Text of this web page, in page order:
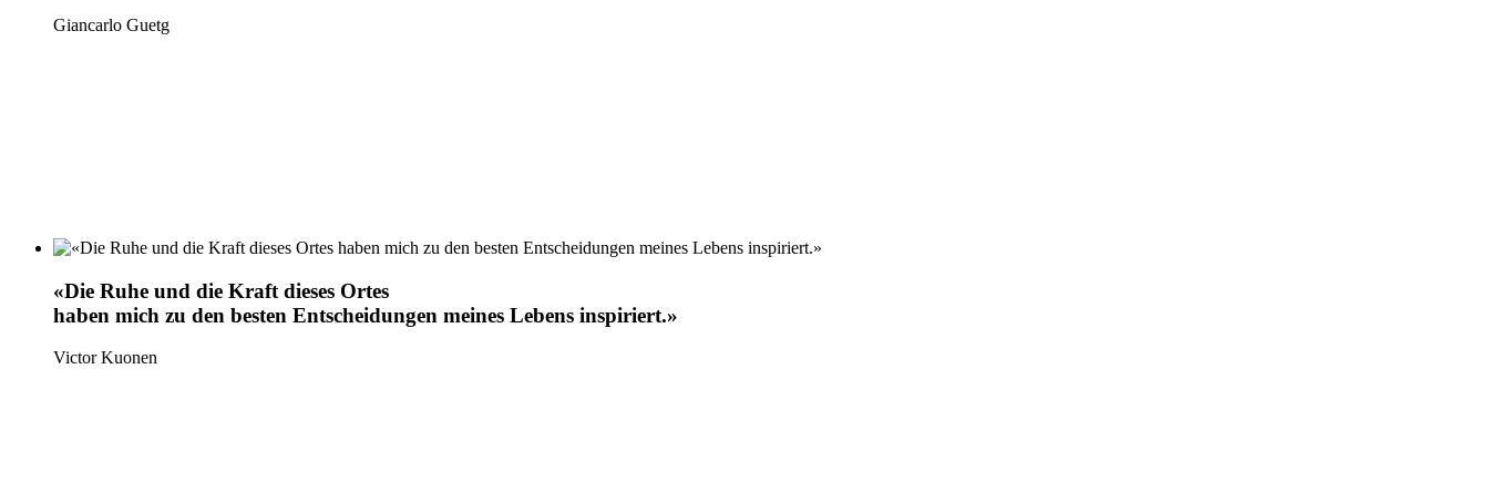
Giancarlo Guetg
«Die Ruhe und die Kraft dieses Ortes
haben mich zu den besten Entscheidungen meines Lebens inspiriert.»
Victor Kuonen